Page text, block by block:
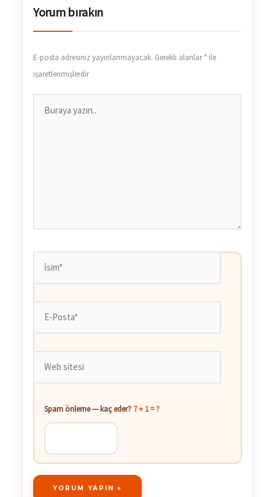
Yorum bırakın
E-posta adresiniz yayınlanmayacak. Gerekli alanlar* ile
işaretlenmişlerdir
Spam önleme — kaç eder? 7 + 1 = ?